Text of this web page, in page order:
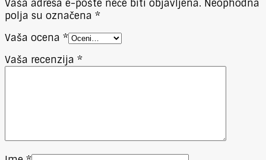
Vaša adresa e-pošte neće biti objavljena. Neophodna
polja su označena *
Vaša ocena *
Vaša recenzija *